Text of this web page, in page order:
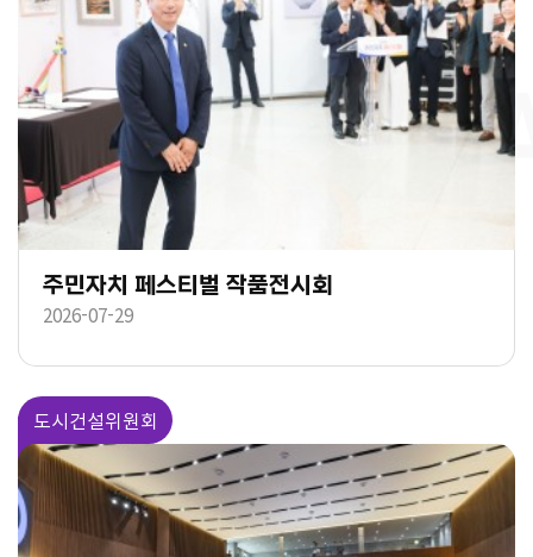
주민자치 페스티벌 작품전시회
2026-07-29
도시건설위원회